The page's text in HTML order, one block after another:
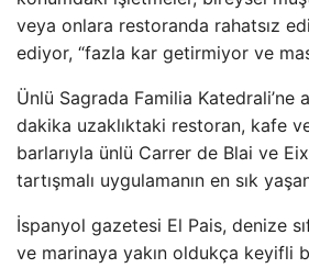
veya onlara restoranda rahatsız
ediyor, “fazla kar getirmiyor ve
Ünlü Sagrada Familia Katedrali’ne
dakika uzaklıktaki restoran, kafe
barlarıyla ünlü Carrer de Blai ve
tartışmalı uygulamanın en sık
İspanyol gazetesi El Pais, denize
ve marinaya yakın oldukça keyifli